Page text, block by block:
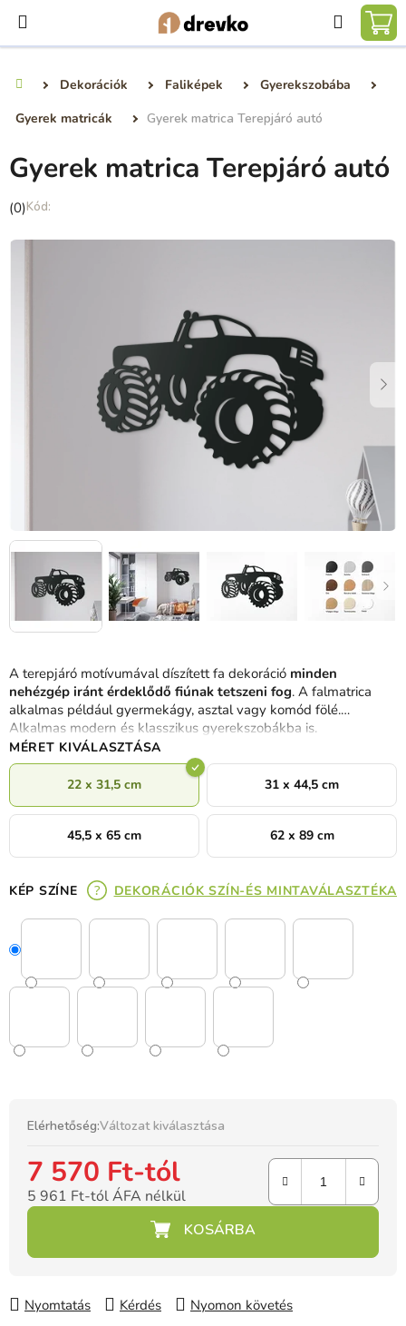
fő
Dekorációk Faliképek
Gyerekszobába
Gyerek matricák
Gyerek matrica Terepjáró autó
A terepjáró motívumával díszített fa dekoráció minden
nehézgép iránt érdeklődő fiúnak tetszeni fog. A falmatrica
alkalmas például gyermekágy, asztal vagy komód fölé.
Alkalmas modern és klasszikus gyerekszobákba is.
MÉRET KIVÁLASZTÁSA
22 x 31,5 cm 31 x 44,5 cm
45,5 x 65 cm 62 x 89 cm
KÉP SZÍNE DEKORÁCIÓK SZÍN-ÉS MINTAVÁLASZTÉKA
Elérhetőség:Változat kiválasztása
7 570 Ft-tól
5 961 Ft-tól ÁFA nélkül
Egységár:
Nyomtatás Kérdés
Nyomon követés
Gyerek matrica Terepjáró autó
A
átlagos
(0)